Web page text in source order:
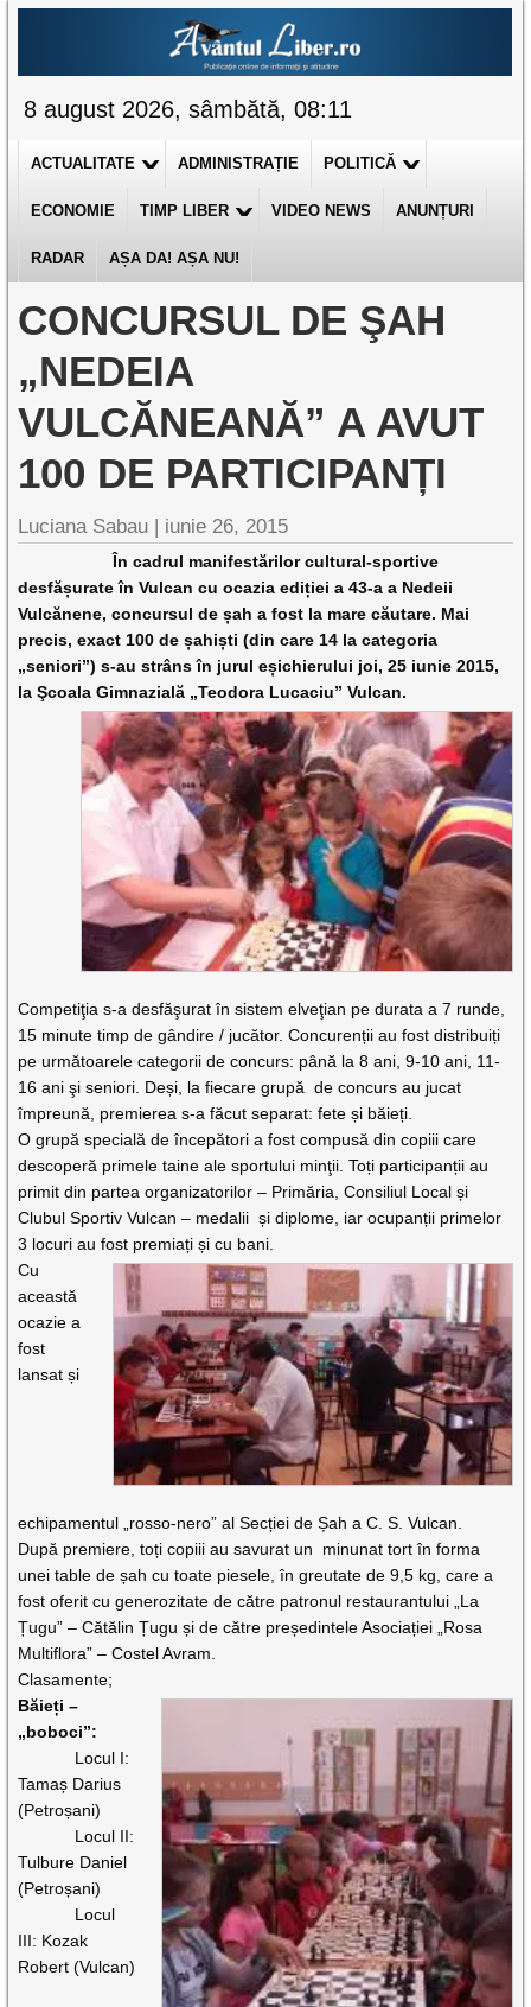
8 august 2026, sâmbătă, 08:11
ACTUALITATE ADMINISTRAȚIE POLITICĂ
ECONOMIE TIMP LIBER VIDEO NEWS ANUNȚURI
RADAR AȘA DA! AȘA NU!
CONCURSUL DE ŞAH
„NEDEIA
VULCĂNEANĂ” A AVUT
100 DE PARTICIPANȚI
Luciana Sabau | iunie 26, 2015
În cadrul manifestărilor cultural-sportive
desfășurate în Vulcan cu ocazia ediției a 43-a a Nedeii
Vulcănene, concursul de șah a fost la mare căutare. Mai
precis, exact 100 de șahiști (din care 14 la categoria
„seniori”) s-au strâns în jurul eșichierului joi, 25 iunie 2015,
la Şcoala Gimnazială „Teodora Lucaciu” Vulcan.
Competiţia s-a desfăşurat în sistem elveţian pe durata a 7 runde,
15 minute timp de gândire / jucător. Concurenții au fost distribuiți
pe următoarele categorii de concurs: până la 8 ani, 9-10 ani, 11-
16 ani şi seniori. Deși, la fiecare grupă de concurs au jucat
împreună, premierea s-a făcut separat: fete și băieți.
O grupă specială de începători a fost compusă din copiii care
descoperă primele taine ale sportului minţii. Toți participanții au
primit din partea organizatorilor – Primăria, Consiliul Local și
Clubul Sportiv Vulcan – medalii și diplome, iar ocupanții primelor
3 locuri au fost premiați și cu bani.
Cu
această
ocazie a
fost
lansat și
echipamentul „rosso-nero” al Secției de Șah a C. S. Vulcan.
După premiere, toți copiii au savurat un
minunat tort în forma
unei table de șah cu toate piesele, în greutate de 9,5 kg, care a
fost oferit cu generozitate de către patronul restaurantului „La
Țugu” – Cătălin Țugu și de către președintele Asociației „Rosa
Multiflora” – Costel Avram.
Clasamente;
Băieți –
„boboci”:
Locul I:
Tamaș Darius
(Petroșani)
Locul II:
Tulbure Daniel
(Petroșani)
Locul
III: Kozak
Robert (Vulcan)